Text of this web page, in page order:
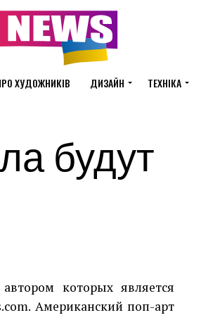
ХУДОЖНИКІВ ДИЗАЙН ТЕХНІКА
будут
которых является
Американский поп-арт